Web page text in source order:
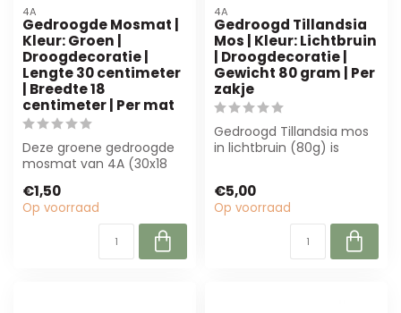
4A
Gedroogde Mosmat |
Kleur: Groen |
Droogdecoratie |
Lengte 30 centimeter
| Breedte 18
centimeter | Per mat
Deze groene gedroogde
mosmat van 4A (30x18
bloemisten en int...
€1,50
Op voorraad
4A
Gedroogd Tillandsia
Mos | Kleur: Lichtbruin
| Droogdecoratie |
Gewicht 80 gram | Per
zakje
Gedroogd Tillandsia mos
in lichtbruin (80g) is
€5,00
Op voorraad